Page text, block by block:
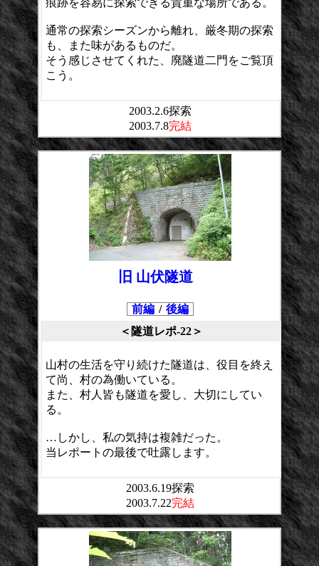
痕跡を容易に探索できる貴重な場所である。
通常の探索シーズンから離れ、厳冬期の探索
も、また味があるものだ。
そう感じさせてくれた、廃隧道二門をご覧頂
こう。
2003.2.6探索
2003.7.8完結
旧 山伏隧道
前編 / 後編
＜隧道レポ-22＞
山村の生活を守り続けた隧道は、役目を終え
て尚、村の為働いている。
また、村人皆も隧道を愛し、大切にしてい
る。
…しかし、私の気持は複雑だった。
当レポートの最後で吐露します。
2003.6.19探索
2003.7.22完結